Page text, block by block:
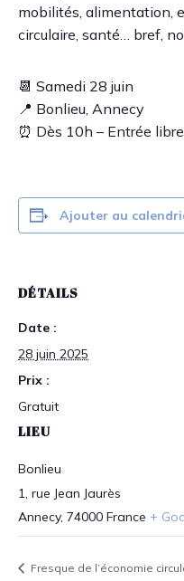
mobilités, alimentation,
circulaire, santé… bref,
📆 Samedi 28 juin
📍 Bonlieu, Annecy
⏰ Dès 10h – Entrée
Ajouter au
DÉTAILS
Date :
28 juin 2025
Prix :
Gratuit
LIEU
Bonlieu
1, rue Jean Jaurès
Annecy, 74000 France +
Fresque de l’économie